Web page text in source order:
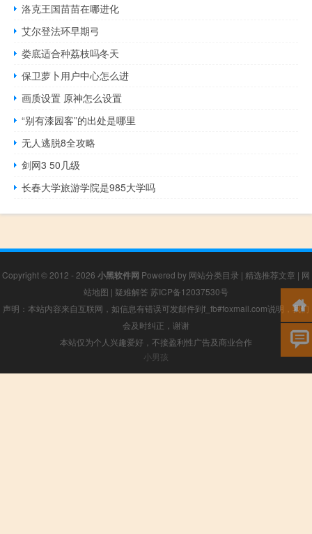
洛克王国苗苗在哪进化
艾尔登法环早期弓
娄底适合种荔枝吗冬天
保卫萝卜用户中心怎么进
画质设置 原神怎么设置
“别有漆园客”的出处是哪里
无人逃脱8全攻略
剑网3 50几级
长春大学旅游学院是985大学吗
Copyright © 2012 - 2026 小黑软件网 Powered by 网站分类目录 | 精选推荐文章 | 网
站地图 | 疑难解答 苏ICP备12037530号
声明：本站内容来自互联网，如信息有错误可发邮件到f_fb#foxmail.com说明，我们
会及时纠正，谢谢
本站仅为个人兴趣爱好，不接盈利性广告及商业合作
小男孩